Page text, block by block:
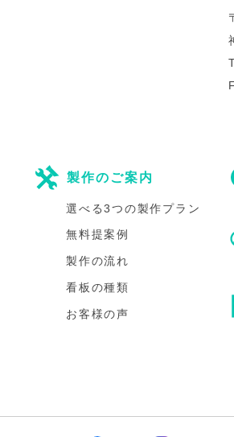
製作のご案内
選べる3つの製作プラン
無料提案例
製作の流れ
看板の種類
お客様の声